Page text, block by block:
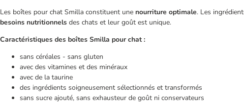
Les boîtes pour chat Smilla constituent une nourriture optimale. Les
besoins nutritionnels des chats et leur goût est unique.
Caractéristiques des boîtes Smilla pour chat :
sans céréales - sans gluten
avec des vitamines et des minéraux
avec de la taurine
des ingrédients soigneusement sélectionnés et transformés
sans sucre ajouté, sans exhausteur de goût ni conservateurs